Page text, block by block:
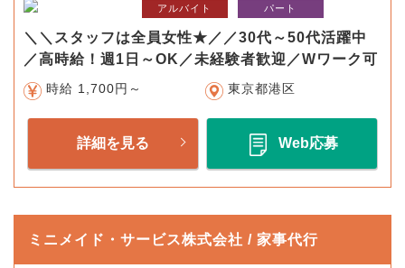
アルバイト パート
＼＼スタッフは全員女性★／／30代～50代活躍中
／高時給！週1日～OK／未経験者歓迎／Wワーク可
時給 1,700円～ 東京都港区
詳細を見る Web応募
ミニメイド・サービス株式会社 / 家事代行